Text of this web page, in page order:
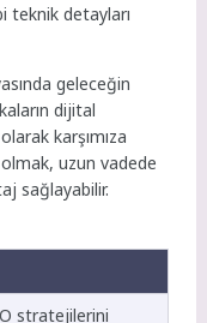
teknik detayları
geleceğin
dijital
karşımıza
uzun vadede
sağlayabilir.
stratejilerini